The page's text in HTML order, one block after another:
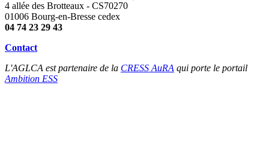
4 allée des Brotteaux - CS70270
01006 Bourg-en-Bresse cedex
04 74 23 29 43
Contact
L'AGLCA est partenaire de la CRESS AuRA qui porte le portail
Ambition ESS